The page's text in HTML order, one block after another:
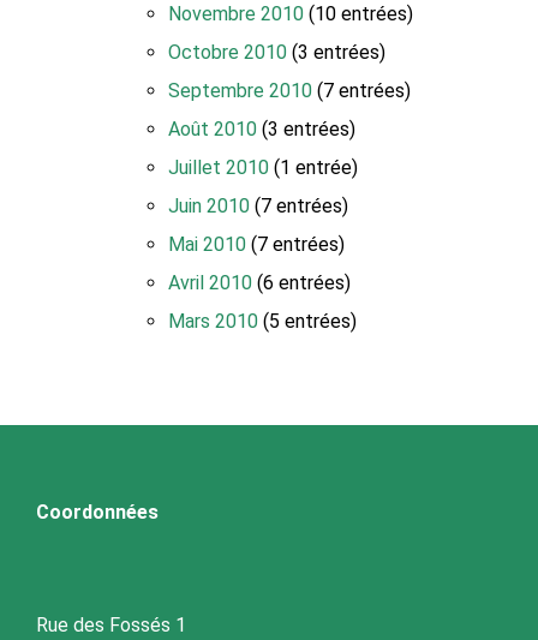
Novembre 2010 (10 entrées)
Octobre 2010 (3 entrées)
Septembre 2010 (7 entrées)
Août 2010 (3 entrées)
Juillet 2010 (1 entrée)
Juin 2010 (7 entrées)
Mai 2010 (7 entrées)
Avril 2010 (6 entrées)
Mars 2010 (5 entrées)
Coordonnées
Rue des Fossés 1